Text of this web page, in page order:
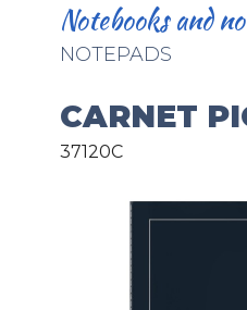
Notebooks and
NOTEPADS
CARNET
37120C